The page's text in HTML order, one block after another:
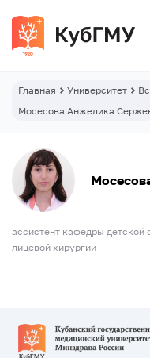
Главная Университет
Мосесова Анжелика
ассистент кафедры детской
лицевой хирургии